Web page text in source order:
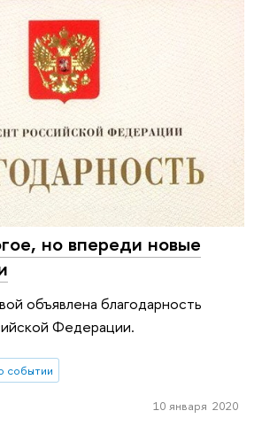
но впереди новые
объявлена благодарность
Федерации.
событии
10 января 2020